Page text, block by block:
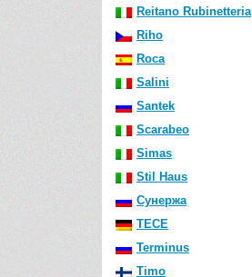
Reitano Rubinetteria
Riho
Roca
Salini
Santek
Scarabeo
Simas
Stil Haus
Сунержа
TECE
Terminus
Timo